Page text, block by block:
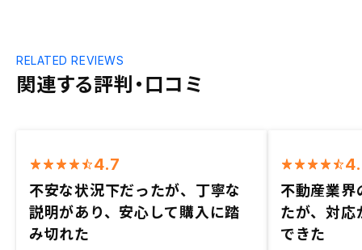
関連する評判・口コミ
RELATED REVIEWS
4.7
不安な状況下だったが、丁寧な
説明があり、安心して購入に踏
み切れた
不動産業界
たが、対応
できた